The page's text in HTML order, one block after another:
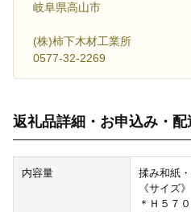
岐阜県高山市
(株)柿下木材工業所
0577-32-2269
返礼品詳細・お申込み・配
内容量
揉み和紙
《サイズ
＊Ｈ５７